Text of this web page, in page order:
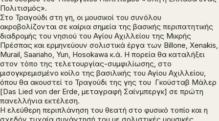
Πολιτισμός».
Στο Τραγούδι στη γη, οι μουσικοί του συνόλου
ακροβολίζονται σε καίρια σημεία της βασικής περιπατητικής
διαδρομής του νησιού του Αγίου Αχιλλείου της Μικρής
Πρέσπας και ερμηνεύουν σολιστικά έργα των Billone, Xenakis,
Murail, Saariaho, Yun, Hosokawa κ.ά. Η πορεία θα καταλήξει
στον τόπο της τελετουργίας-συμφιλίωσης, στο
μισογκρεμισμένο κοίλο της βασιλικής του Αγίου Αχιλλείου,
όπου θα ακουστεί το Τραγούδι της γης του Γκούσταβ Μάλερ
[Das Lied von der Erde, μεταγραφή Σαίνμπεργκ] σε πρώτη
πανελλήνια εκτέλεση.
Η ελεύθερη περιπλάνηση του θεατή στο φυσικό τοπίο και η